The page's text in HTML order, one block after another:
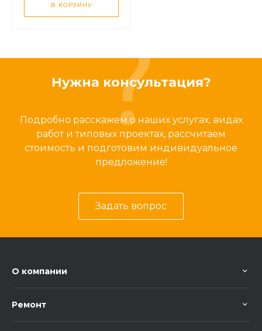
В КОРЗИНУ
Нужна консультация?
Подробно расскажем о наших услугах, видах
работ и типовых проектах, рассчитаем
стоимость и подготовим индивидуальное
предложение!
Задать вопрос
О компании
Ремонт